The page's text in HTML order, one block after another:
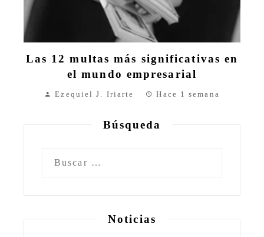
Las 12 multas más significativas en
el mundo empresarial
Ezequiel J. Iriarte Hace 1 semana
Búsqueda
Noticias